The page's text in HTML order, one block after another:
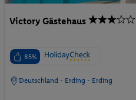
Victory Gästehaus
85%
Deutschland - Erding - Erding